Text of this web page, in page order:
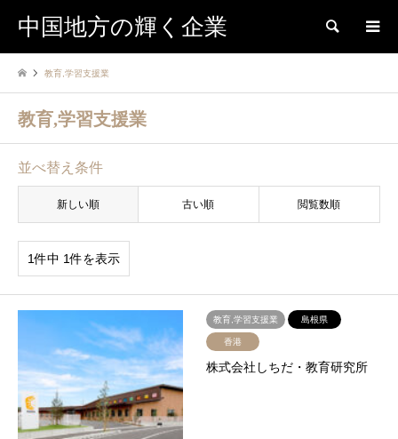
中国地方の輝く企業 検索
教育,学習支援業
教育,学習支援業
並べ替え条件
新しい順 古い順 閲覧数順
1件中 1件を表示
教育,学習支援業 島根県
香港
株式会社しちだ・教育研究所